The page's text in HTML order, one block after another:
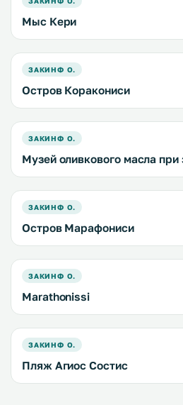
Мыс Кери
ЗАКИНФ О.
Остров Коракониси
ЗАКИНФ О.
Музей оливкового масла при
ЗАКИНФ О.
Остров Марафониси
ЗАКИНФ О.
Marathonissi
ЗАКИНФ О.
Пляж Агиос Состис